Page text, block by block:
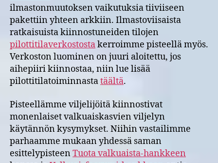
ilmastonmuutoksen vaikutuksia tiiviiseen
pakettiin yhteen arkkiin. Ilmastoviisaista
ratkaisuista kiinnostuneiden tilojen
pilottitilaverkostostakerroimme pisteellä myös.
Verkoston luominen on juuri aloitettu, jos
aihepiiri kiinnostaa, niin lue lisää
pilottitilatoiminnastatäältä.
Pisteellämme viljelijöitä kiinnostivat
monenlaiset valkuaiskasvien viljelyn
käytännön kysymykset. Niihin vastailimme
parhaamme mukaan yhdessä saman
esittelypisteenTuota valkuaista-hankkeen